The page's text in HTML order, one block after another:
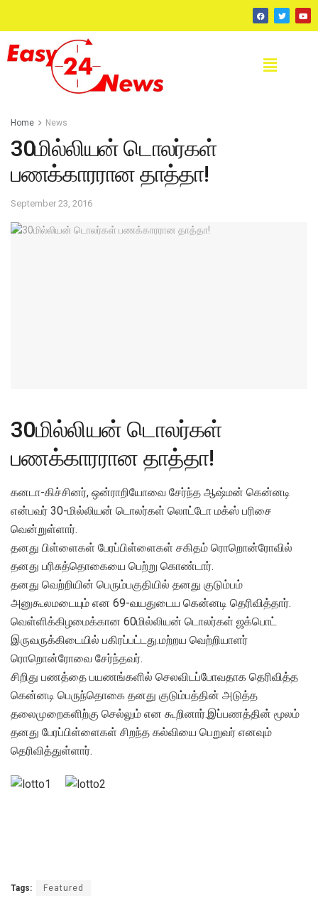
Home News
30மில்லியன் டொலர்கள்
பணக்காரரான தாத்தா!
September 23, 2016
30மில்லியன் டொலர்கள்
பணக்காரரான தாத்தா!
கனடா-கிச்சினர், ஒன்ராறியோவை சேர்ந்த ஆஷ்மன் கென்னடி
என்பவர் 30-மில்லியன் டொலர்கள் லொட்டோ மக்ஸ் பரிசை
வென்றுள்ளார்.
தனது பிள்ளைகள் பேரப்பிள்ளைகள் சகிதம் ரொறொன்ரோவில்
தனது பரிசுத்தொகையை பெற்று கொண்டார்.
தனது வெற்றியின் பெரும்பகுதியில் தனது குடும்பம்
அனுகூலமடையும் என 69-வயதுடைய கென்னடி தெரிவித்தார்.
வெள்ளிக்கிழமைக்கான 60மில்லியன் டொலர்கள் ஜக்பொட்
இருவருக்கிடையில் பகிரப்பட்டது.மற்றய வெற்றியாளர்
ரொறொன்ரோவை சேர்ந்தவர்.
சிறிது பணத்தை பயணங்களில் செலவிடப்போவதாக தெரிவித்த
கென்னடி பெருந்தொகை தனது குடும்பத்தின் அடுத்த
தலைமுறைகளிற்கு செல்லும் என கூறினார்.இப்பணத்தின் மூலம்
தனது பேரப்பிள்ளைகள் சிறந்த கல்வியை பெறுவர் எனவும்
தெரிவித்துள்ளார்.
Tags: Featured